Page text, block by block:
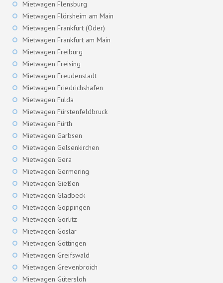
Mietwagen Flensburg
Mietwagen Flörsheim am Main
Mietwagen Frankfurt (Oder)
Mietwagen Frankfurt am Main
Mietwagen Freiburg
Mietwagen Freising
Mietwagen Freudenstadt
Mietwagen Friedrichshafen
Mietwagen Fulda
Mietwagen Fürstenfeldbruck
Mietwagen Fürth
Mietwagen Garbsen
Mietwagen Gelsenkirchen
Mietwagen Gera
Mietwagen Germering
Mietwagen Gießen
Mietwagen Gladbeck
Mietwagen Göppingen
Mietwagen Görlitz
Mietwagen Goslar
Mietwagen Göttingen
Mietwagen Greifswald
Mietwagen Grevenbroich
Mietwagen Gütersloh